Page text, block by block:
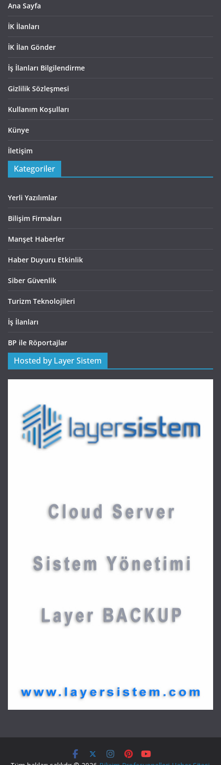
Ana Sayfa
İK İlanları
İK İlan Gönder
İş İlanları Bilgilendirme
Gizlilik Sözleşmesi
Kullanım Koşulları
Künye
İletişim
Kategoriler
Yerli Yazılımlar
Bilişim Firmaları
Manşet Haberler
Haber Duyuru Etkinlik
Siber Güvenlik
Turizm Teknolojileri
İş İlanları
BP ile Röportajlar
Hosted by Layer Sistem